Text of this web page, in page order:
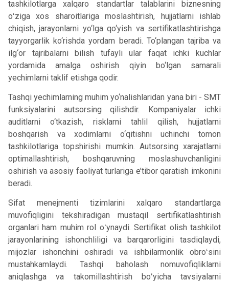
tashkilotlarga xalqaro standartlar talablarini biznesning
oʻziga xos sharoitlariga moslashtirish, hujjatlarni ishlab
chiqish, jarayonlarni yo‘lga qo‘yish va sertifikatlashtirishga
tayyorgarlik ko‘rishda yordam beradi. To‘plangan tajriba va
ilg‘or tajribalarni bilish tufayli ular faqat ichki kuchlar
yordamida amalga oshirish qiyin bo‘lgan samarali
yechimlarni taklif etishga qodir.
Tashqi yechimlarning muhim yo‘nalishlaridan yana biri - SMT
funksiyalarini autsorsing qilishdir. Kompaniyalar ichki
auditlarni o‘tkazish, risklarni tahlil qilish, hujjatlarni
boshqarish va xodimlarni o‘qitishni uchinchi tomon
tashkilotlariga topshirishi mumkin. Autsorsing xarajatlarni
optimallashtirish, boshqaruvning moslashuvchanligini
oshirish va asosiy faoliyat turlariga e’tibor qaratish imkonini
beradi.
Sifat menejmenti tizimlarini xalqaro standartlarga
muvofiqligini tekshiradigan mustaqil sertifikatlashtirish
organlari ham muhim rol oʻynaydi. Sertifikat olish tashkilot
jarayonlarining ishonchliligi va barqarorligini tasdiqlaydi,
mijozlar ishonchini oshiradi va ishbilarmonlik obroʻsini
mustahkamlaydi. Tashqi baholash nomuvofiqliklarni
aniqlashga va takomillashtirish boʻyicha tavsiyalarni